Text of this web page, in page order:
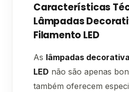
Características
Lâmpadas
Filamento LED
As lâmpadas
LED não são apenas
também oferecem